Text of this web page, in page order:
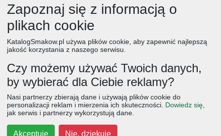
salatki
boże narodzenie warzywa wielkanoc
przekaski
dania główne
jajka wegetariańskie czekolada
kurczak śniadania
Zapoznaj się z informacją o
plikach cookie
KatalogSmakow.pl używa plików cookie, aby zapewnić najlepszą
jakość korzystania z naszego serwisu.
Czy możemy używać Twoich danych,
by wybierać dla Ciebie reklamy?
Nasi partnerzy zbierają dane i używają plików cookie do
personalizacji reklam i mierzenia ich skuteczności. Dowiedz się
jak serwis i partnerzy wykorzystują dane.
Akceptuję Nie, dziękuję